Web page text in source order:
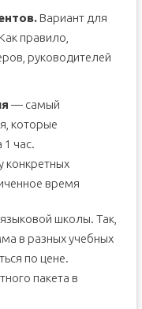
Вариант для
правило,
руководителей
— самый
которые
1 час.
конкретных
время
школы. Так,
в разных учебных
по цене.
пакета в